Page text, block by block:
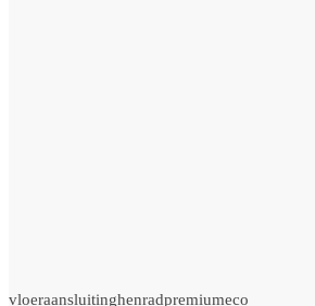
vloeraansluitinghenradpremiumeco